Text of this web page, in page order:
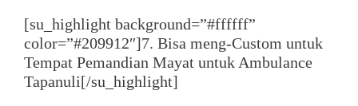
[su_highlight background=”#ffffff”
color=”#209912″]7. Bisa meng-Custom untuk
Tempat Pemandian Mayat untuk Ambulance
Tapanuli[/su_highlight]